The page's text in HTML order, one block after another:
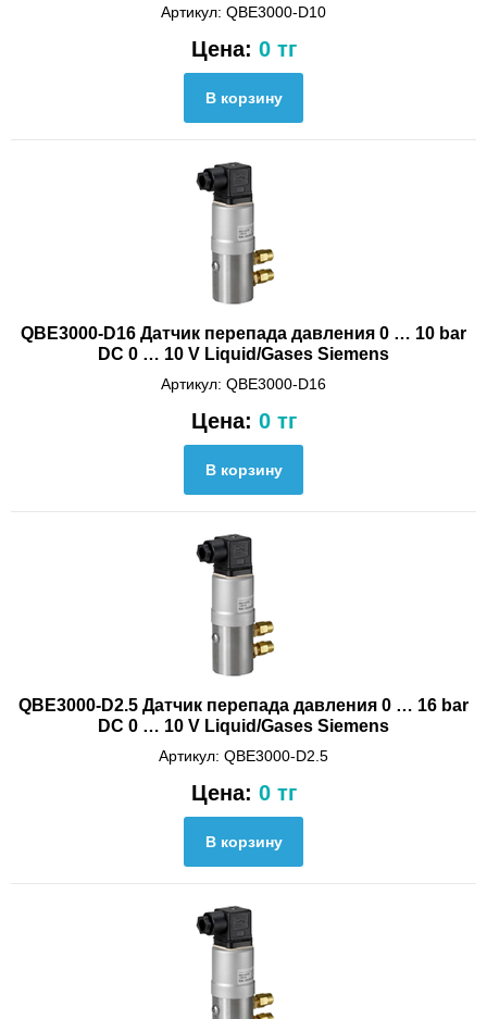
Артикул: QBE3000-D10
Цена: 0 тг
QBE3000-D16 Датчик перепада давления 0 … 10 bar
DC 0 … 10 V Liquid/Gases Siemens
Артикул: QBE3000-D16
Цена: 0 тг
QBE3000-D2.5 Датчик перепада давления 0 … 16 bar
DC 0 … 10 V Liquid/Gases Siemens
Артикул: QBE3000-D2.5
Цена: 0 тг